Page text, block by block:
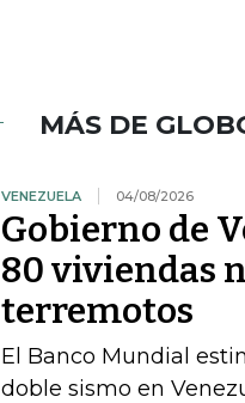
MÁS DE
VENEZUELA 04/08/2026
Gobierno de
80 viviendas
terremotos
El Banco Mundial
doble sismo en